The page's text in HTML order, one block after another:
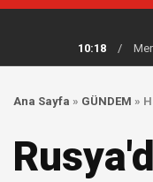
10:18
/
Ana Sayfa » GÜNDEM »